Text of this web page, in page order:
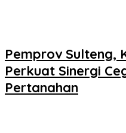
Pemprov Sulteng,
Perkuat Sinergi
Pertanahan